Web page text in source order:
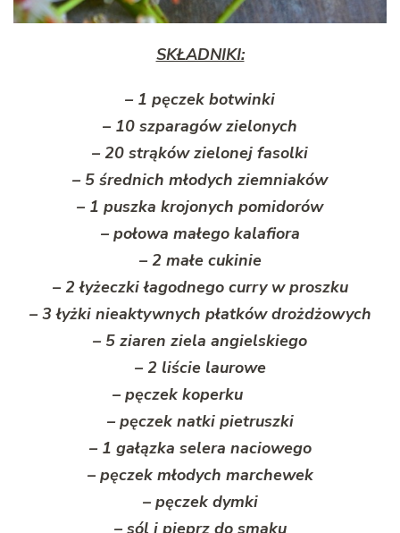
SKŁADNIKI:
– 1 pęczek botwinki
– 10 szparagów zielonych
– 20 strąków zielonej fasolki
– 5 średnich młodych ziemniaków
– 1 puszka krojonych pomidorów
– połowa małego kalafiora
– 2 małe cukinie
– 2 łyżeczki łagodnego curry w proszku
– 3 łyżki nieaktywnych płatków drożdżowych
– 5 ziaren ziela angielskiego
– 2 liście laurowe
– pęczek koperku
– pęczek natki pietruszki
– 1 gałązka selera naciowego
– pęczek młodych marchewek
– pęczek dymki
– sól i pieprz do smaku